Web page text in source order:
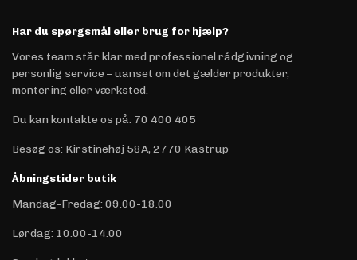
Har du spørgsmål eller brug for hjælp?
Vores team står klar med professionel rådgivning og
personlig service – uanset om det gælder produkter,
montering eller værksted.
Du kan kontakte os på: 70 400 405
Besøg os: Kirstinehøj 58A, 2770 Kastrup
Åbningstider butik
Mandag-Fredag: 09.00-18.00
Lørdag: 10.00-14.00